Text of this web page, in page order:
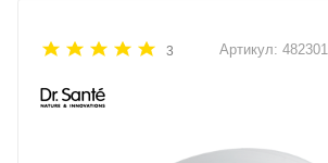
3 Артикул: